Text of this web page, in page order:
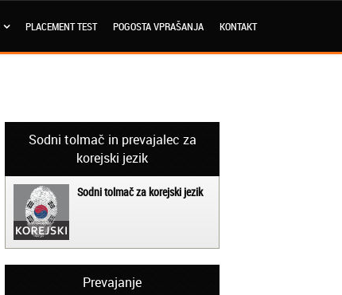
PLACEMENT TEST POGOSTA VPRAŠANJA KONTAKT
Sodni tolmač in prevajalec za
korejski jezik
Sodni tolmač za korejski jezik
Prevajanje